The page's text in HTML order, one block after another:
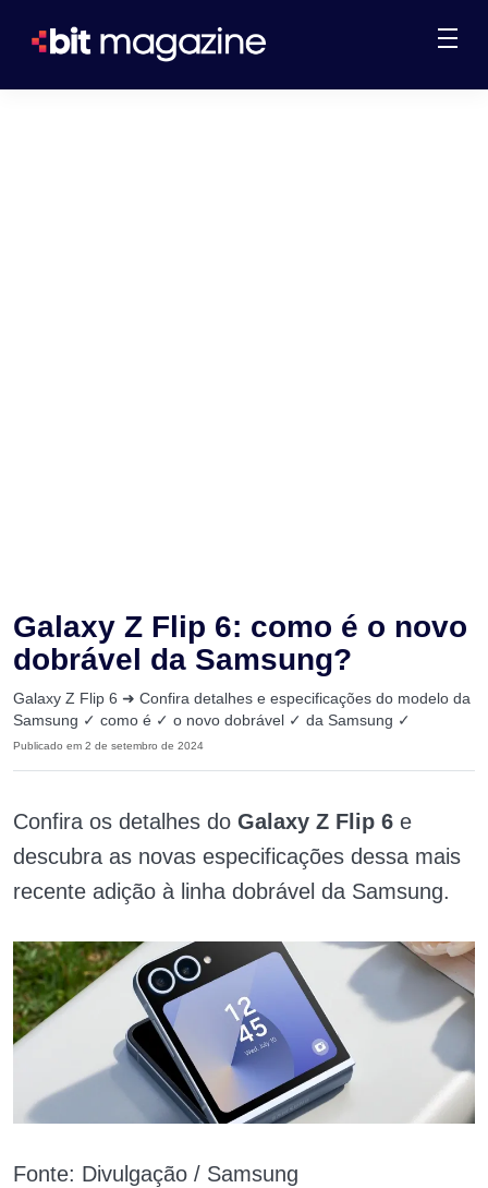
Galaxy Z Flip 6: como é o novo
dobrável da Samsung?
Galaxy Z Flip 6 ➜ Confira detalhes e especificações do modelo da
Samsung ✓ como é ✓ o novo dobrável ✓ da Samsung ✓
Publicado em 2 de setembro de 2024
Confira os detalhes do Galaxy Z Flip 6 e
descubra as novas especificações dessa mais
recente adição à linha dobrável da Samsung.
Fonte: Divulgação / Samsung